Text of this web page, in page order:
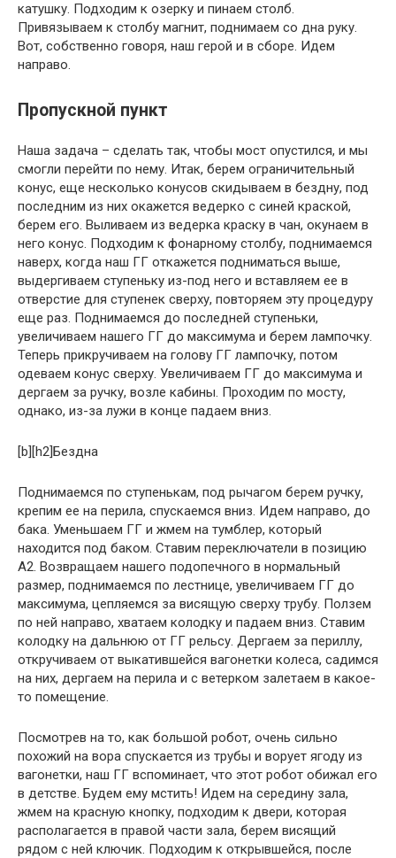
катушку. Подходим к озерку и пинаем столб.
Привязываем к столбу магнит, поднимаем со дна руку.
Вот, собственно говоря, наш герой и в сборе. Идем
направо.
Пропускной пункт
Наша задача – сделать так, чтобы мост опустился, и мы
смогли перейти по нему. Итак, берем ограничительный
конус, еще несколько конусов скидываем в бездну, под
последним из них окажется ведерко с синей краской,
берем его. Выливаем из ведерка краску в чан, окунаем в
него конус. Подходим к фонарному столбу, поднимаемся
наверх, когда наш ГГ откажется подниматься выше,
выдергиваем ступеньку из-под него и вставляем ее в
отверстие для ступенек сверху, повторяем эту процедуру
еще раз. Поднимаемся до последней ступеньки,
увеличиваем нашего ГГ до максимума и берем лампочку.
Теперь прикручиваем на голову ГГ лампочку, потом
одеваем конус сверху. Увеличиваем ГГ до максимума и
дергаем за ручку, возле кабины. Проходим по мосту,
однако, из-за лужи в конце падаем вниз.
[b][h2]Бездна
Поднимаемся по ступенькам, под рычагом берем ручку,
крепим ее на перила, спускаемся вниз. Идем направо, до
бака. Уменьшаем ГГ и жмем на тумблер, который
находится под баком. Ставим переключатели в позицию
А2. Возвращаем нашего подопечного в нормальный
размер, поднимаемся по лестнице, увеличиваем ГГ до
максимума, цепляемся за висящую сверху трубу. Ползем
по ней направо, хватаем колодку и падаем вниз. Ставим
колодку на дальнюю от ГГ рельсу. Дергаем за периллу,
откручиваем от выкатившейся вагонетки колеса, садимся
на них, дергаем на перила и с ветерком залетаем в какое-
то помещение.
Посмотрев на то, как большой робот, очень сильно
похожий на вора спускается из трубы и ворует ягоду из
вагонетки, наш ГГ вспоминает, что этот робот обижал его
в детстве. Будем ему мстить! Идем на середину зала,
жмем на красную кнопку, подходим к двери, которая
располагается в правой части зала, берем висящий
рядом с ней ключик. Подходим к открывшейся, после